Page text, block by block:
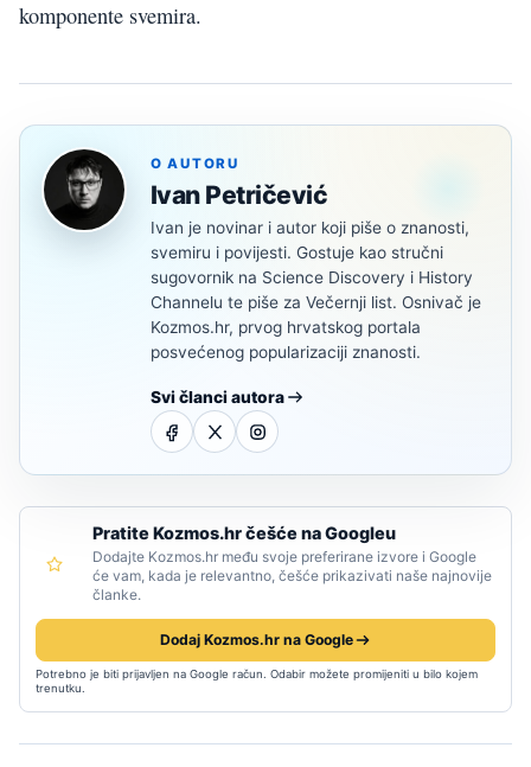
komponente svemira.
O AUTORU
Ivan Petričević
Ivan je novinar i autor koji piše o znanosti,
svemiru i povijesti. Gostuje kao stručni
sugovornik na Science Discovery i History
Channelu te piše za Večernji list. Osnivač je
Kozmos.hr, prvog hrvatskog portala
posvećenog popularizaciji znanosti.
Svi članci autora
Pratite Kozmos.hr češće na Googleu
Dodajte Kozmos.hr među svoje preferirane izvore i Google
će vam, kada je relevantno, češće prikazivati naše najnovije
članke.
Dodaj Kozmos.hr na Google
Potrebno je biti prijavljen na Google račun. Odabir možete promijeniti u bilo kojem
trenutku.